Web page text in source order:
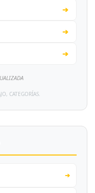
➔
➔
➔
CATEGORÍAS.
➔